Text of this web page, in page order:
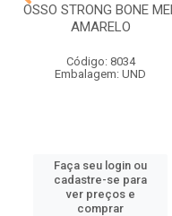
OSSO STRONG BONE
AMARELO
Código: 8034
Embalagem: UND
Faça seu login ou
cadastre-se para
ver preços e
comprar